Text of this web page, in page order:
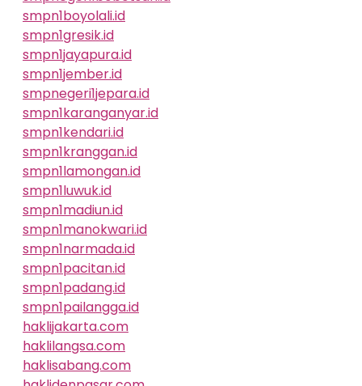
smpn1boyolali.id
smpn1gresik.id
smpn1jayapura.id
smpn1jember.id
smpnegeri1jepara.id
smpn1karanganyar.id
smpn1kendari.id
smpn1kranggan.id
smpn1lamongan.id
smpn1luwuk.id
smpn1madiun.id
smpn1manokwari.id
smpn1narmada.id
smpn1pacitan.id
smpn1padang.id
smpn1pailangga.id
haklijakarta.com
haklilangsa.com
haklisabang.com